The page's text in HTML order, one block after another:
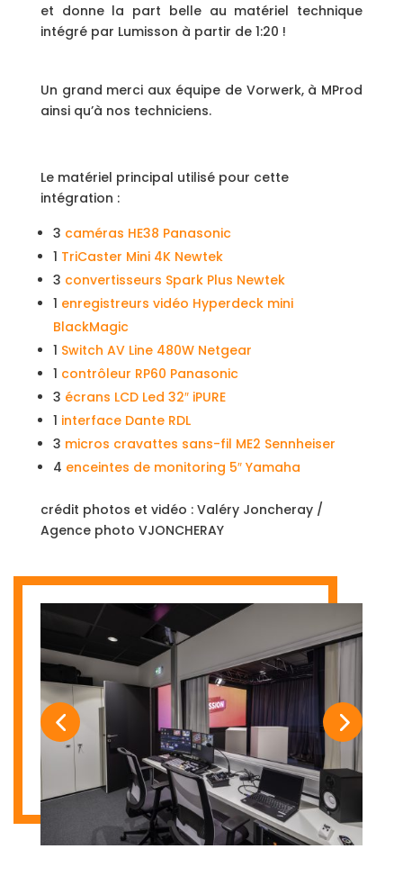
et donne la part belle au matériel technique
intégré par Lumisson à partir de 1:20 !
Un grand merci aux équipe de Vorwerk, à MProd
ainsi qu’à nos techniciens.
Le matériel principal utilisé pour cette
intégration :
3 caméras HE38 Panasonic
1 TriCaster Mini 4K Newtek
3 convertisseurs Spark Plus Newtek
1 enregistreurs vidéo Hyperdeck mini
BlackMagic
1 Switch AV Line 480W Netgear
1 contrôleur RP60 Panasonic
3 écrans LCD Led 32″ iPURE
1 interface Dante RDL
3 micros cravattes sans-fil ME2 Sennheiser
4 enceintes de monitoring 5″ Yamaha
crédit photos et vidéo : Valéry Joncheray /
Agence photo VJONCHERAY